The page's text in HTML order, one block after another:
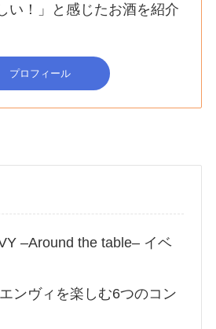
い！」と感じたお酒を紹介
プロフィール
–Around the table– イベ
ンヴィを楽しむ6つのコン